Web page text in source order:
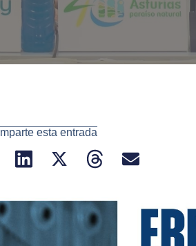
esta entrada